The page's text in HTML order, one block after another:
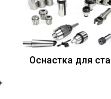
Оснастка для